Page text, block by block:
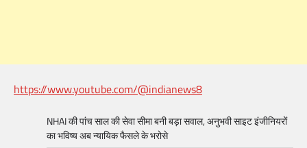
https://www.youtube.com/@indianews8
NHAI की पांच साल की सेवा सीमा बनी बड़ा सवाल, अनुभवी साइट इंजीनियरों
का भविष्य अब न्यायिक फैसले के भरोसे